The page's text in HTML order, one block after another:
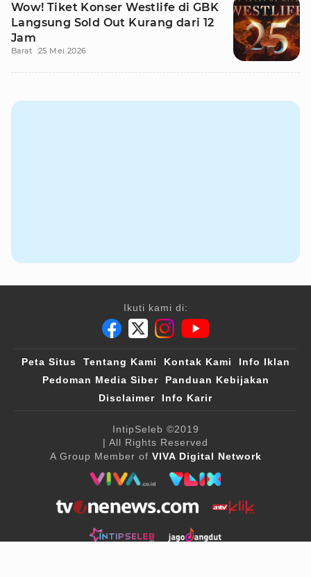
Wow! Tiket Konser Westlife di GBK
Langsung Sold Out Kurang dari 12
Jam
Barat 25 Mei 2026
Ikuti kami di:
Peta Situs Tentang Kami Kontak Kami
Info Iklan
Pedoman Media Siber
Panduan Kebijakan
Disclaimer
Info Karir
IntipSeleb ©2019
| All Rights Reserved
A Group Member of VIVA Digital Network